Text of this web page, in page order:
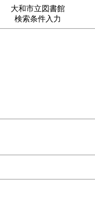
大和市立図書館
検索条件入力